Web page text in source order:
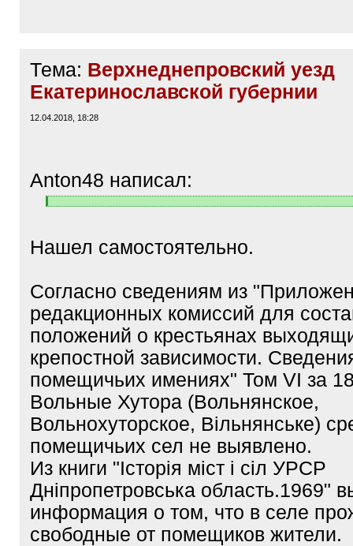
Тема: Верхнеднепровский уезд
Екатеринославской губернии
12.04.2018, 18:28
Anton48 написал:
[[
]
Нашел самостоятельно.
Согласно сведениям из
редакционных комиссий для
положений о крестьянах
крепостной зависимости.
помещичьих имениях" Том VI за
Вольные Хутора (Вольнянское,
Вольнохуторское, Вiльнянське)
помещичьих сел не выявлено.
Из книги "Історія міст і сіл УРСР
Дніпропетровська область.1969"
информация о том, что в селе
свободные от помещиков жители.